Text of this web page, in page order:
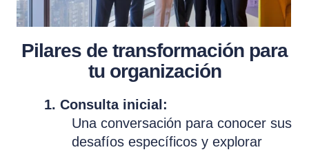
Pilares de transformación para
tu organización
1. Consulta inicial:
Una conversación para conocer sus
desafíos específicos y explorar